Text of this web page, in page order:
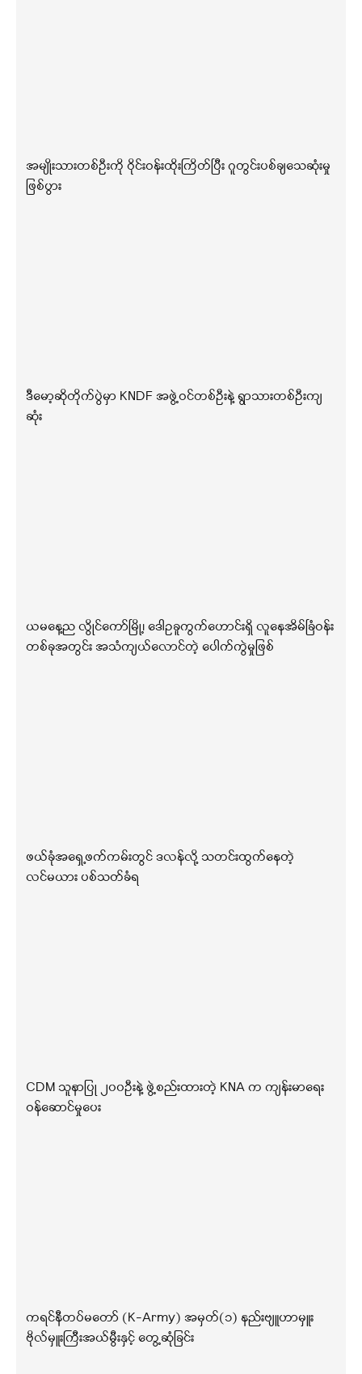
အမျိုးသားတစ်ဦးကို ဝိုင်းဝန်းထိုးကြိတ်ပြီး ဂူတွင်းပစ်ချသေဆုံးမှု
ဖြစ်ပွား
ဒီမော့ဆိုတိုက်ပွဲမှာ KNDF အဖွဲ့ဝင်တစ်ဦးနဲ့ ရွာသားတစ်ဦးကျ
ဆုံး
ယမနေ့ည လွိုင်ကော်မြို့၊ ဒေါဥခူကွက်ဟောင်းရှိ လူနေအိမ်ခြံဝန်း
တစ်ခုအတွင်း အသံကျယ်လောင်တဲ့ ပေါက်ကွဲမှုဖြစ်
ဖယ်ခုံအရှေ့ဖက်ကမ်းတွင် ဒလန်လို့ သတင်းထွက်နေတဲ့
လင်မယား ပစ်သတ်ခံရ
CDM သူနာပြု ၂၀၀ဦးနဲ့ ဖွဲ့စည်းထားတဲ့ KNA က ကျန်းမာရေး
ဝန်ဆောင်မှုပေး
ကရင်နီတပ်မတော် (K-Army) အမှတ်(၁) နည်းဗျူဟာမှူး
ဗိုလ်မှူးကြီးအယ်မွီးနှင့် တွေ့ဆုံခြင်း